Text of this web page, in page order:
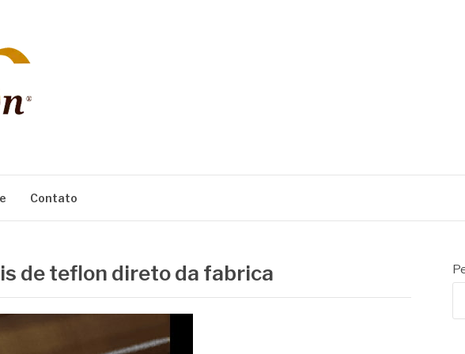
Contato
de teflon direto da fabrica